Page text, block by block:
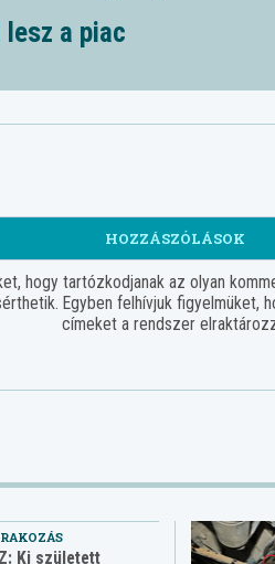
lesz a piac
HOZZÁSZÓLÁSOK
hogy tartózkodjanak az olyan
Egyben felhívjuk figyelmüket,
címeket a rendszer
Ki született